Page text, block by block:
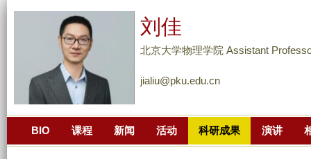
主
刘佳
北京大学物理学院 Assistant
jialiu@pku.edu.cn
BIO 课程 新闻 活动 科研成果 演讲